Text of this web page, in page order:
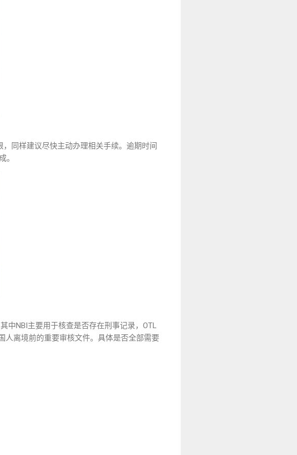
同样建议尽快主动办理相关手续。逾期时间
。
中NBI主要用于核查是否存在刑事记录，OTL
人离境前的重要审核文件。具体是否全部需要